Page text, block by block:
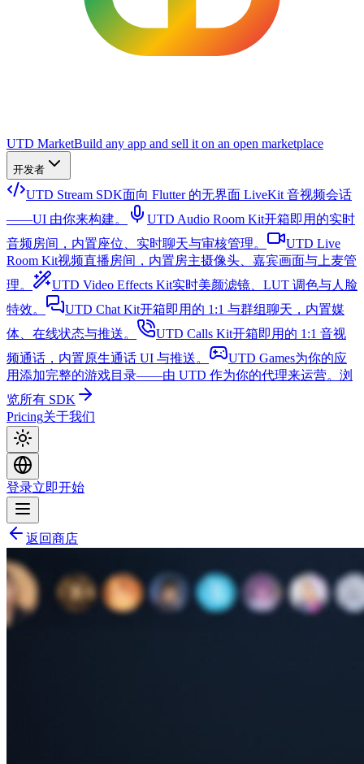
UTD MarketBuild any app and sell it on an open marketplace
开发者
UTD Stream SDK面向 Flutter 的无界面 LiveKit 音视频会话
——UI 由你来构建。
UTD Audio Room Kit开箱即用的实时
音频房间，内置座位、实时聊天与审核管理。
UTD Live
Room Kit视频直播房间，内置房主摄像头、嘉宾画面与上麦管
理。
UTD Video Effects Kit实时美颜滤镜、LUT 调色与人脸
特效。
UTD Chat Kit开箱即用的 1:1 与群组聊天，内置媒
体、在线状态与推送。
UTD Calls Kit开箱即用的 1:1 音视
频通话，内置原生通话 UI 与推送。
UTD Games为你的应
用添加完整的游戏目录——由 UTD 作为你的代理来运营。 浏
览所有 SDK
Pricing关于我们
登录立即开始
返回商店